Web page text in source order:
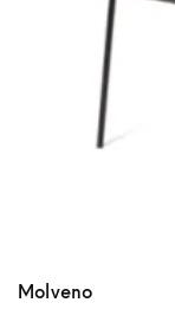
Molveno